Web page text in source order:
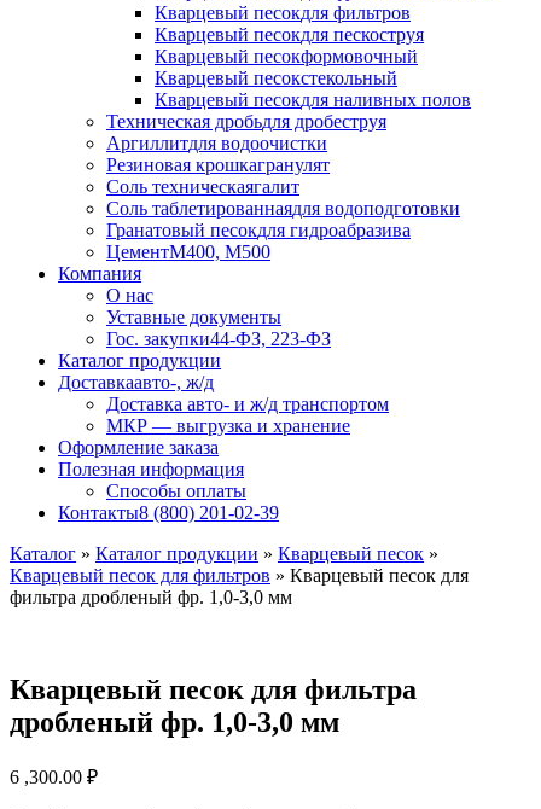
Кварцевый песокдля фильтров
Кварцевый песокдля пескоструя
Кварцевый песокформовочный
Кварцевый песокстекольный
Кварцевый песокдля наливных полов
Техническая дробьдля дробеструя
Аргиллитдля водоочистки
Резиновая крошкагранулят
Соль техническаягалит
Соль таблетированнаядля водоподготовки
Гранатовый песокдля гидроабразива
ЦементМ400, М500
Компания
О нас
Уставные документы
Гос. закупки44-ФЗ, 223-ФЗ
Каталог продукции
Доставкаавто-, ж/д
Доставка авто- и ж/д транспортом
МКР — выгрузка и хранение
Оформление заказа
Полезная информация
Способы оплаты
Контакты8 (800) 201-02-39
Каталог » Каталог продукции » Кварцевый песок »
Кварцевый песок для фильтров » Кварцевый песок для
фильтра дробленый фр. 1,0-3,0 мм
Кварцевый песок для фильтра
дробленый фр. 1,0-3,0 мм
6 ,300.00 ₽